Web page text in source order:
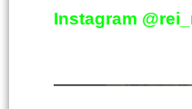
Instagram